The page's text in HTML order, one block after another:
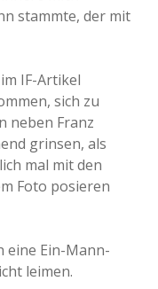
stammte, der mit
IF-Artikel
sich zu
neben Franz
grinsen, als
mal mit den
Foto posieren
eine Ein-Mann-
leimen.